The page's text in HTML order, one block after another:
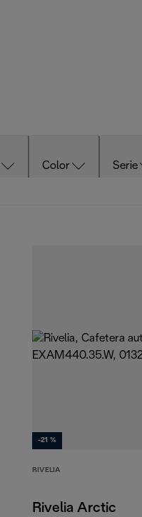
Color Serie
-21 %
RIVELIA
Rivelia Arctic